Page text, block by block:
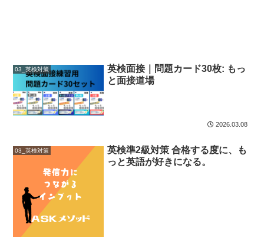
03_英検対策
英検面接｜問題カード30枚: もっ
と面接道場
2026.03.08
03_英検対策
英検準2級対策 合格する度に、も
っと英語が好きになる。